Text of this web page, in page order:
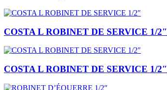
COSTA L ROBINET DE SERVICE 1/2″
COSTA L ROBINET DE SERVICE 1/2″